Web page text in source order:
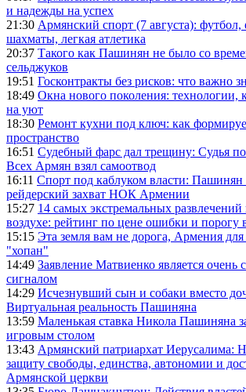
и надежды на успех
21:30 Армянский спорт (7 августа): футбол,
шахматы, легкая атлетика
20:37 Такого как Пашинян не было со
сельджуков
19:51 Госконтракты без рисков: что важно
18:49 Окна нового поколения: технологии,
на уют
18:30 Ремонт кухни под ключ: как
пространство
16:51 Судебный фарс дал трещину: Судья
Всех Армян взял самоотвод
16:11 Спорт под каблуком власти: Пашинян
рейдерский захват НОК Армении
15:27 14 самых экстремальных
воздухе: рейтинг по цене ошибки и порогу
15:15 Эта земля вам не дорога, Армения
"хопан"
14:49 Заявление Матвиенко является очень
сигналом
14:29 Исчезнувший сын и собаки вместо
Виртуальная реальность Пашиняна
13:59 Маленькая ставка Никола Пашиняна
игровым столом
13:43 Армянский патриархат Иерусалима:
защиту свободы, единства, автономии и
Армянской церкви